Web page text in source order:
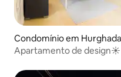
Condomínio em Hurghada
Apartamento de design☀️